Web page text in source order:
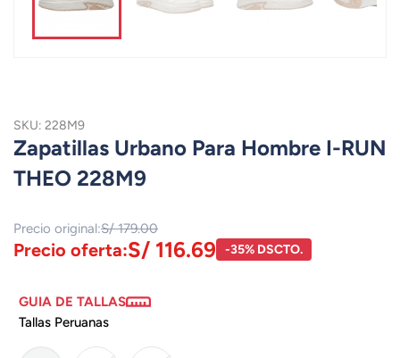
SKU: 228M9
Zapatillas Urbano Para Hombre I-RUN
THEO 228M9
Precio original:S/ 179.00
Precio oferta:S/ 116.69 -35% DSCTO.
GUIA DE TALLAS
Tallas Peruanas